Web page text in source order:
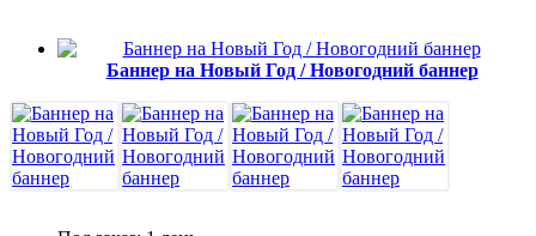
5 октября, День учителя
25 октября, День Таможенника
Российской Федерации
28 октября, День Бабушек и Дедушек
Баннер на Новый Год / Новогодний баннер